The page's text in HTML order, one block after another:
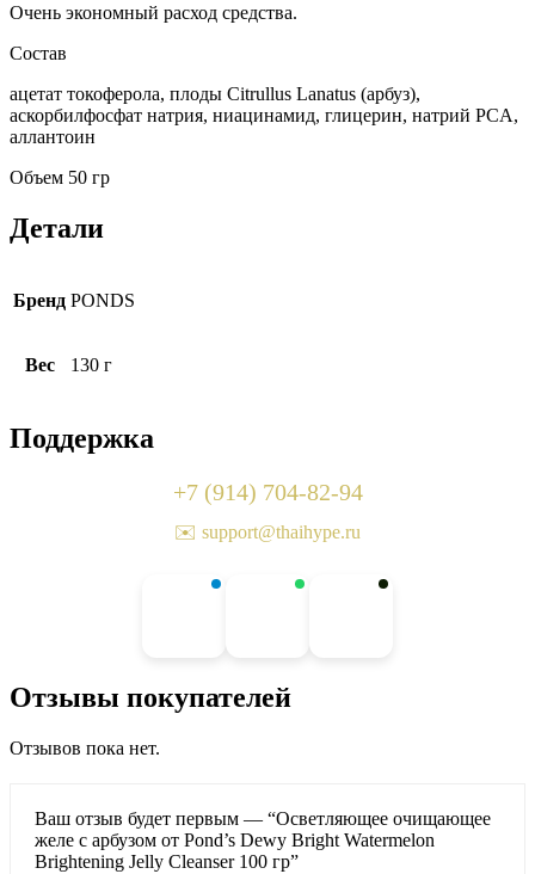
Очень экономный расход средства.
Состав
ацетат токоферола, плоды Citrullus Lanatus (арбуз),
аскорбилфосфат натрия, ниацинамид, глицерин, натрий PCA,
аллантоин
Объем 50 гр
Детали
Бренд PONDS
Вес 130 г
Поддержка
+7 (914) 704-82-94
✉️ support@thaihype.ru
Отзывы покупателей
Отзывов пока нет.
Ваш отзыв будет первым — “Осветляющее очищающее
желе с арбузом от Pond’s Dewy Bright Watermelon
Brightening Jelly Cleanser 100 гр”